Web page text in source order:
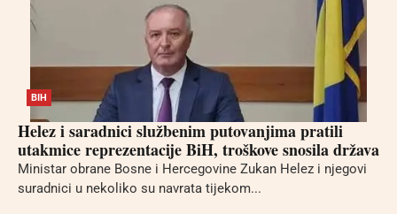
BIH
Helez i saradnici službenim putovanjima pratili
utakmice reprezentacije BiH, troškove snosila država
Ministar obrane Bosne i Hercegovine Zukan Helez i njegovi
suradnici u nekoliko su navrata tijekom...